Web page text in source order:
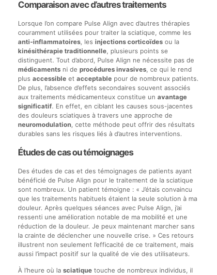
Comparaison avec d’autres traitements
Lorsque l’on compare Pulse Align avec d’autres thérapies
couramment utilisées pour traiter la sciatique, comme les
anti-inflammatoires, les injections corticoïdesou la
kinésithérapie traditionnelle, plusieurs points se
distinguent. Tout d’abord, Pulse Align ne nécessite pas de
médicamentsni de procédures invasives, ce qui le rend
plus accessibleet acceptablepour de nombreux patients.
De plus, l’absence d’effets secondaires souvent associés
aux traitements médicamenteux constitue un avantage
significatif. En effet, en ciblant les causes sous-jacentes
des douleurs sciatiques à travers une approche de
neuromodulation, cette méthode peut offrir des résultats
durables sans les risques liés à d’autres interventions.
Études de cas ou témoignages
Des études de cas et des témoignages de patients ayant
bénéficié de Pulse Align pour le traitement de la sciatique
sont nombreux. Un patient témoigne : « J’étais convaincu
que les traitements habituels étaient la seule solution à ma
douleur. Après quelques séances avec Pulse Align, j’ai
ressenti une amélioration notable de ma mobilité et une
réduction de la douleur. Je peux maintenant marcher sans
la crainte de déclencher une nouvelle crise. » Ces retours
illustrent non seulement l’efficacité de ce traitement, mais
aussi l’impact positif sur la qualité de vie des utilisateurs.
À l’heure où la sciatiquetouche de nombreux individus, il